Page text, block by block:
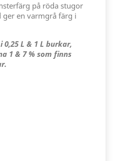
på röda stugor
en varmgrå färg i
L & 1 L burkar,
1 & 7 % som finns